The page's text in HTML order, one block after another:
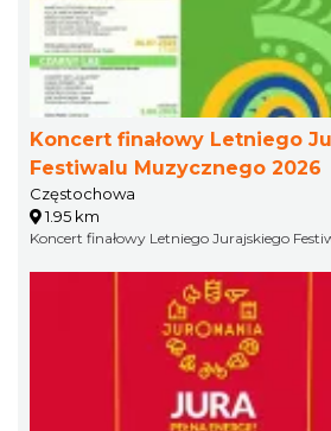
Koncert finałowy Letniego
Festiwalu Muzycznego 2026
Częstochowa
1.95 km
Koncert finałowy Letniego Jurajskiego